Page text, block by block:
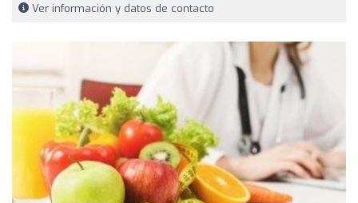
Ver información y datos de contacto